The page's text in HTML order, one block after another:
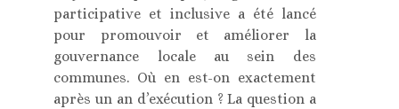
participative et inclusive a été lancé
pour promouvoir et améliorer la
gouvernance locale au sein des
communes. Où en est-on exactement
après un an d’exécution ? La question a